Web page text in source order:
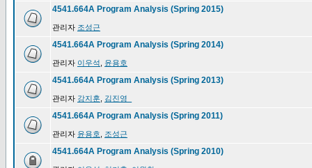
4541.664A Program Analysis (Spring 2015)
관리자 조성근
4541.664A Program Analysis (Spring 2014)
관리자 이우석 윤용호
4541.664A Program Analysis (Spring 2013)
관리자 강지훈 김진영_
4541.664A Program Analysis (Spring 2011)
관리자 윤용호 조성근
4541.664A Program Analysis (Spring 2010)